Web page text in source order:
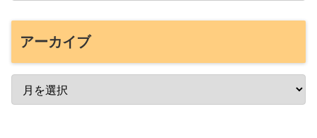
アーカイブ